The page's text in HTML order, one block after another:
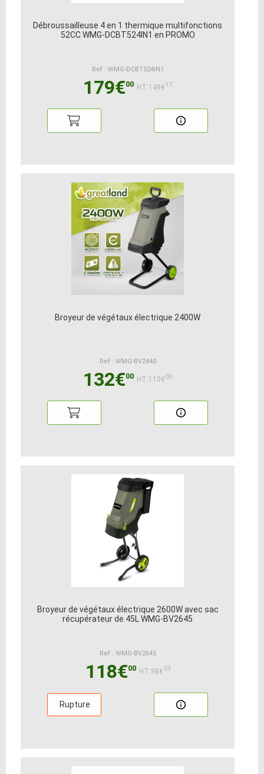
Débroussailleuse 4 en 1 thermique multifonctions
52CC WMG-DCBT524IN1 en PROMO
Ref : WMG-DCBT524IN1
179€00 HT:149€17
Broyeur de végétaux électrique 2400W
Ref : WMG-BV2440
132€00 HT:110€00
Broyeur de végétaux électrique 2600W avec sac
récupérateur de 45L WMG-BV2645
Ref : WMG-BV2645
118€00 HT:98€33
Rupture